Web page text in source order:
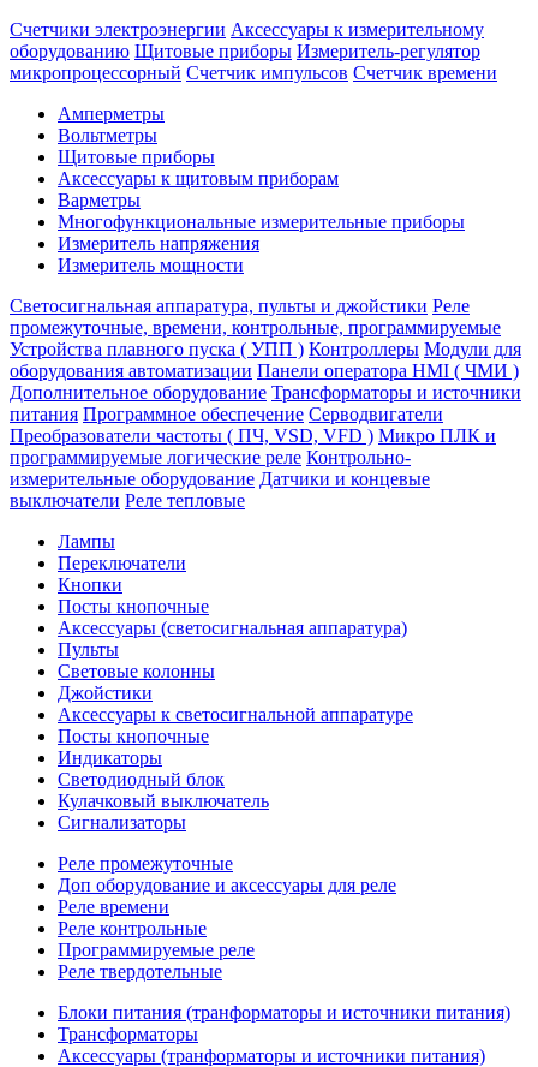
Счетчики электроэнергии Аксессуары к измерительному
оборудованию Щитовые приборы Измеритель-регулятор
микропроцессорный Счетчик импульсов Счетчик времени
Амперметры
Вольтметры
Щитовые приборы
Аксессуары к щитовым приборам
Варметры
Многофункциональные измерительные приборы
Измеритель напряжения
Измеритель мощности
Светосигнальная аппаратура, пульты и джойстики Реле
промежуточные, времени, контрольные, программируемые
Устройства плавного пуска ( УПП ) Контроллеры Модули для
оборудования автоматизации Панели оператора HMI ( ЧМИ )
Дополнительное оборудование Транcформаторы и источники
питания Программное обеспечение Серводвигатели
Преобразователи частоты ( ПЧ, VSD, VFD ) Микро ПЛК и
программируемые логические реле Контрольно-
измерительные оборудование Датчики и концевые
выключатели Реле тепловые
Лампы
Переключатели
Кнопки
Посты кнопочные
Аксессуары (светосигнальная аппаратура)
Пульты
Световые колонны
Джойстики
Аксессуары к светосигнальной аппаратуре
Посты кнопочные
Индикаторы
Светодиодный блок
Кулачковый выключатель
Сигнализаторы
Реле промежуточные
Доп оборудование и аксессуары для реле
Реле времени
Реле контрольные
Программируемые реле
Реле твердотельные
Блоки питания (транформаторы и источники питания)
Трансформаторы
Аксессуары (транформаторы и источники питания)